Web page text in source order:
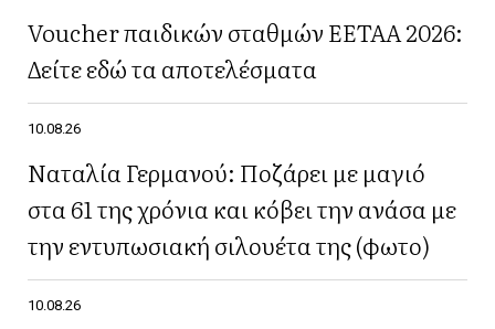
Voucher παιδικών σταθμών ΕΕΤΑΑ 2026:
Δείτε εδώ τα αποτελέσματα
10.08.26
Ναταλία Γερμανού: Ποζάρει με μαγιό
στα 61 της χρόνια και κόβει την ανάσα με
την εντυπωσιακή σιλουέτα της (φωτο)
10.08.26